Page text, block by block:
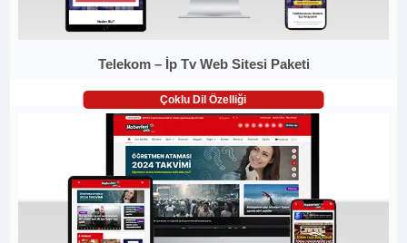
Telekom – İp Tv Web Sitesi Paketi
Çoklu Dil Özelliği